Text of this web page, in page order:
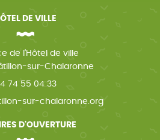
DE VILLE
de l'Hôtel de ville
sur-Chalaronne
74 55 04 33
sur-chalaronne.org
D'OUVERTURE